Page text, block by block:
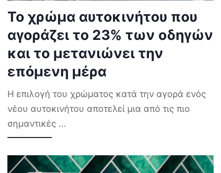
Το χρώμα αυτοκινήτου που
αγοράζει το 23% των οδηγών
και το μετανιώνει την
επόμενη μέρα
Η επιλογή του χρώματος κατά την αγορά ενός
νέου αυτοκινήτου αποτελεί μια από τις πιο
σημαντικές ...